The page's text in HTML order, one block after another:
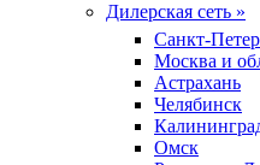
Дилерская сеть »
Санкт-
Москва и
Астрахань
Челябинск
Омск